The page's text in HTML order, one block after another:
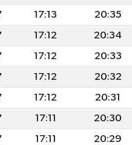
17:13 20:35
17:12 20:34
17:12 20:33
17:12 20:32
17:12 20:31
17:11 20:30
17:11 20:29